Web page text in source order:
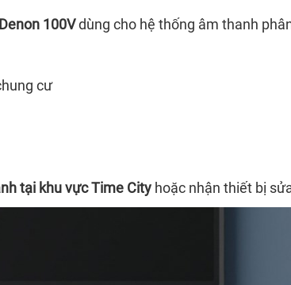
100Vdùng cho hệ thống âm thanh
cư
tại khu vực Time City hoặc nhận thiết bị